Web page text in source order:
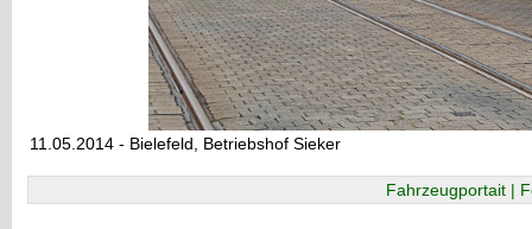
11.05.2014 - Bielefeld, Betriebshof Sieker
Fahrzeugportait |